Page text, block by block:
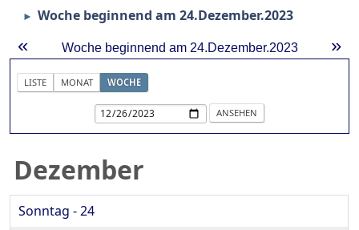
► Woche beginnend am 24.Dezember.2023
« »
Woche beginnend am 24.Dezember.2023
LISTE MONAT WOCHE
Dezember
Sonntag - 24